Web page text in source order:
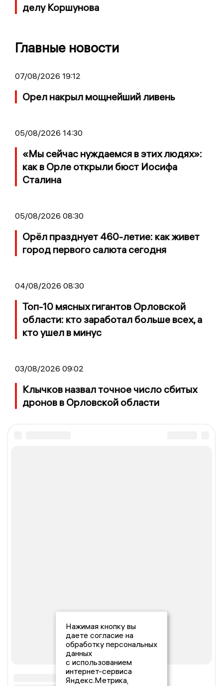
делу Коршунова
Главные новости
07/08/2026 19:12
Орел накрыл мощнейший ливень
05/08/2026 14:30
«Мы сейчас нуждаемся в этих людях»:
как в Орле открыли бюст Иосифа
Сталина
05/08/2026 08:30
Орёл празднует 460-летие: как живет
город первого салюта сегодня
04/08/2026 08:30
Топ-10 мясных гигантов Орловской
области: кто заработал больше всех, а
кто ушел в минус
03/08/2026 09:02
Клычков назвал точное число сбитых
дронов в Орловской области
Нажимая кнопку вы
даете согласие на
обработку персональных
данных
с использованием
интернет-сервиса
Яндекс.Метрика,